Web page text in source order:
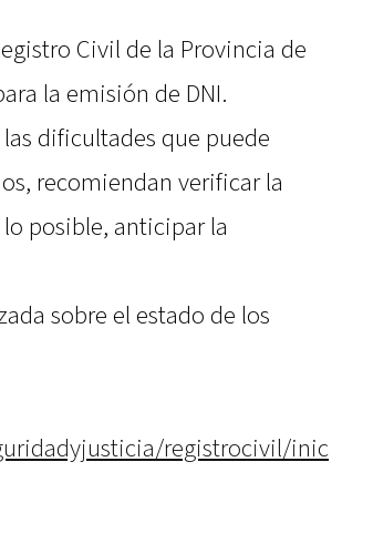
Civil de la Provincia de
la emisión de DNI.
dificultades que puede
recomiendan verificar la
posible, anticipar la
sobre el estado de los
registrocivil/inic